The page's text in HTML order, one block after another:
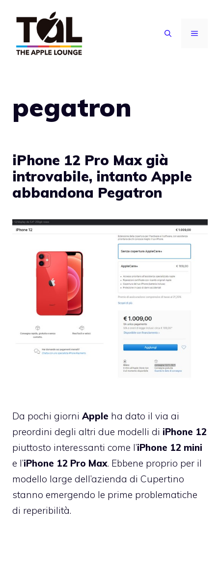
contenuto
MENU
pegatron
iPhone 12 Pro Max già
introvabile, intanto Apple
abbandona Pegatron
Da pochi giorni Apple ha dato il via ai
preordini degli altri due modelli di iPhone 12
piuttosto interessanti come l’iPhone 12 mini
e l’iPhone 12 Pro Max. Ebbene proprio per il
modello large dell’azienda di Cupertino
stanno emergendo le prime problematiche
di reperibilità.